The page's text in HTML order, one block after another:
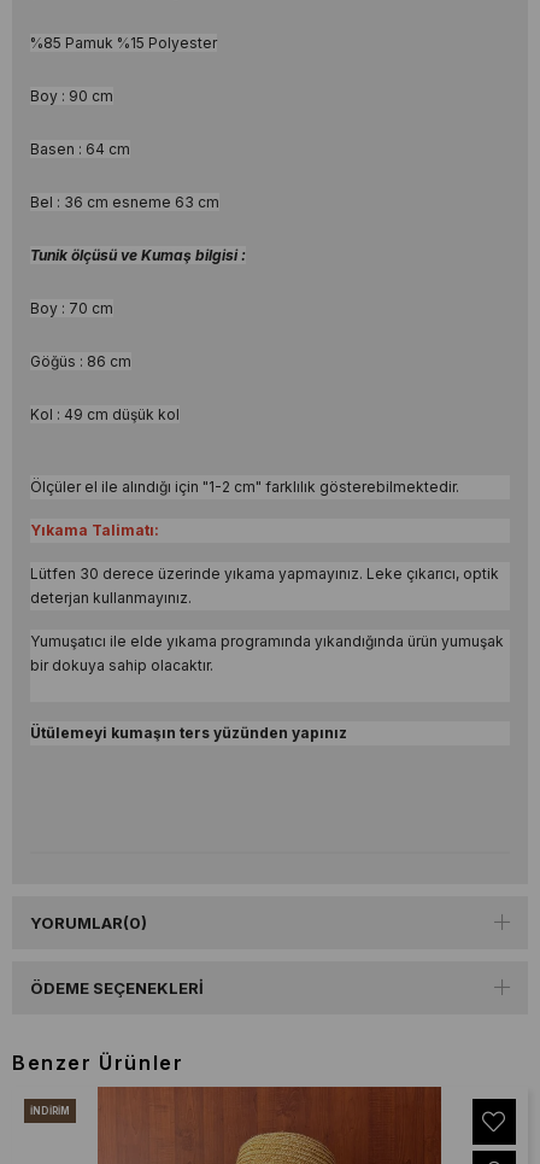
%85 Pamuk %15 Polyester
Boy : 90 cm
Basen : 64 cm
Bel : 36 cm esneme 63 cm
Tunik ölçüsü ve Kumaş bilgisi :
Boy : 70 cm
Göğüs : 86 cm
Kol : 49 cm düşük kol
Ölçüler el ile alındığı için "1-2 cm" farklılık gösterebilmektedir.
Yıkama Talimatı:
Lütfen 30 derece üzerinde yıkama yapmayınız. Leke çıkarıcı, optik
deterjan kullanmayınız.
Yumuşatıcı ile elde yıkama programında yıkandığında ürün yumuşak
bir dokuya sahip olacaktır.
Ütülemeyi kumaşın ters yüzünden yapınız
YORUMLAR(0)
ÖDEME SEÇENEKLERI
Benzer Ürünler
İNDIRIM